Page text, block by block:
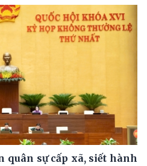
quân sự cấp xã, siết hành